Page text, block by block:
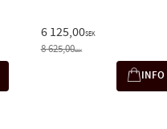
6 125,00SEK
8 625,00SEK
INFO